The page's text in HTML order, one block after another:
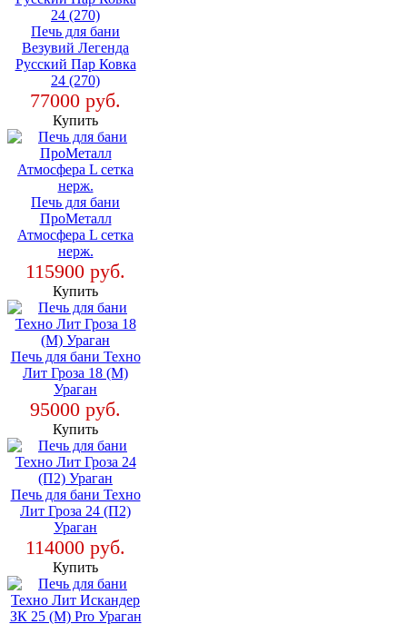
Печь для бани
Везувий Легенда
Русский Пар Ковка
24 (270)
77000 руб.
Купить
Печь для бани
ПроМеталл
Атмосфера L сетка
нерж.
115900 руб.
Купить
Печь для бани Техно
Лит Гроза 18 (М)
Ураган
95000 руб.
Купить
Печь для бани Техно
Лит Гроза 24 (П2)
Ураган
114000 руб.
Купить